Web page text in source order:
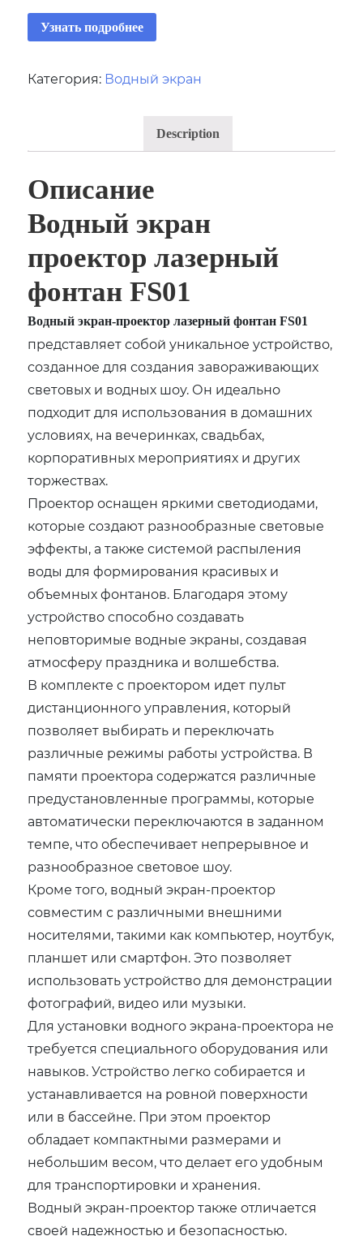
Узнать подробнее
Категория: Водный экран
Description
Описание
Водный экран
проектор лазерный
фонтан FS01
Водный экран-проектор лазерный фонтан FS01
представляет собой уникальное устройство,
созданное для создания завораживающих
световых и водных шоу. Он идеально
подходит для использования в домашних
условиях, на вечеринках, свадьбах,
корпоративных мероприятиях и других
торжествах.
Проектор оснащен яркими светодиодами,
которые создают разнообразные световые
эффекты, а также системой распыления
воды для формирования красивых и
объемных фонтанов. Благодаря этому
устройство способно создавать
неповторимые водные экраны, создавая
атмосферу праздника и волшебства.
В комплекте с проектором идет пульт
дистанционного управления, который
позволяет выбирать и переключать
различные режимы работы устройства. В
памяти проектора содержатся различные
предустановленные программы, которые
автоматически переключаются в заданном
темпе, что обеспечивает непрерывное и
разнообразное световое шоу.
Кроме того, водный экран-проектор
совместим с различными внешними
носителями, такими как компьютер, ноутбук,
планшет или смартфон. Это позволяет
использовать устройство для демонстрации
фотографий, видео или музыки.
Для установки водного экрана-проектора не
требуется специального оборудования или
навыков. Устройство легко собирается и
устанавливается на ровной поверхности
или в бассейне. При этом проектор
обладает компактными размерами и
небольшим весом, что делает его удобным
для транспортировки и хранения.
Водный экран-проектор также отличается
своей надежностью и безопасностью.